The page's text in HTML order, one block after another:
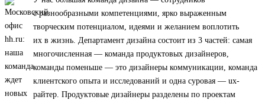
с разнообразными компетенциями, ярко выраженным
творческим потенциалом, идеями и желанием воплотить
их в жизнь. Департамент дизайна состоит из 3 частей: самая
многочисленная — команда продуктовых дизайнеров,
команды поменьше — это дизайнеры коммуникации, команда
клиентского опыта и исследований и одна суровая — ux-
райтер. Продуктовые дизайнеры разделены по проектам